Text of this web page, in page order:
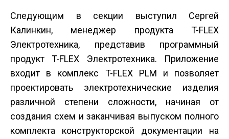
Следующим в секции выступил Сергей
Калинкин, менеджер продукта T-FLEX
Электротехника, представив программный
продукт T-FLEX Электротехника. Приложение
входит в комплекс T-FLEX PLM и позволяет
проектировать электротехнические изделия
различной степени сложности, начиная от
создания схем и заканчивая выпуском полного
комплекта конструкторской документации на